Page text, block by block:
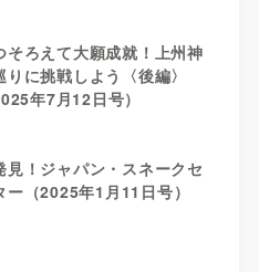
そろえて大願成就！上州神
りに挑戦しよう〈後編〉
年7月12日号）
見！ジャパン・スネークセ
ー（2025年1月11日号）